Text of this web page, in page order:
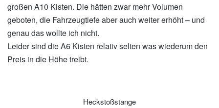
großen A10 Kisten. Die hätten zwar mehr Volumen
geboten, die Fahrzeugtiefe aber auch weiter erhöht – und
genau das wollte ich nicht.
Leider sind die A6 Kisten relativ selten was wiederum den
Preis in die Höhe treibt.
Heckstoßstange